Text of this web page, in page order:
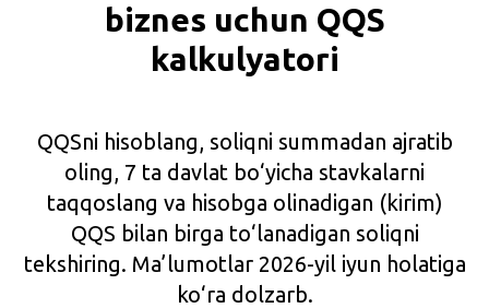
biznes uchun QQS
kalkulyatori
QQSni hisoblang, soliqni summadan ajratib
oling, 7 ta davlat bo‘yicha stavkalarni
taqqoslang va hisobga olinadigan (kirim)
QQS bilan birga to‘lanadigan soliqni
tekshiring. Ma’lumotlar 2026-yil iyun holatiga
ko‘ra dolzarb.